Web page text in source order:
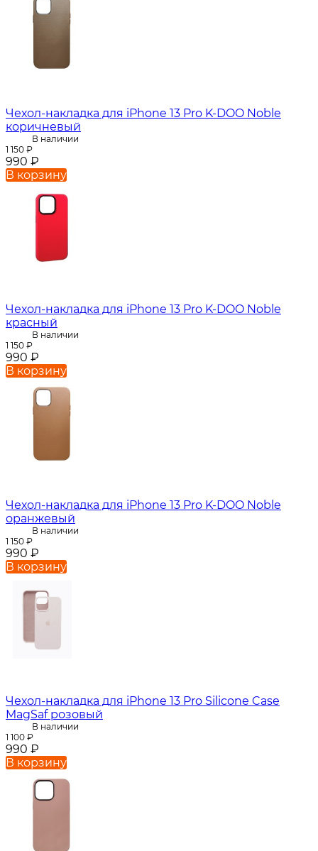
Чехол-накладка для iPhone 13 Pro K-DOO Noble
коричневый
В наличии
1 150 ₽
990 ₽
В корзину
Чехол-накладка для iPhone 13 Pro K-DOO Noble
красный
В наличии
1 150 ₽
990 ₽
В корзину
Чехол-накладка для iPhone 13 Pro K-DOO Noble
оранжевый
В наличии
1 150 ₽
990 ₽
В корзину
Чехол-накладка для iPhone 13 Pro Silicone Case
MagSaf розовый
В наличии
1 100 ₽
990 ₽
В корзину